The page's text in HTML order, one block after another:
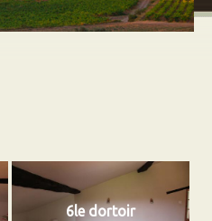
6le dortoir